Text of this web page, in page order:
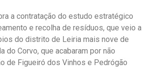
a contratação do estudo estratégico
e recolha de resíduos, que veio a
do distrito de Leiria mais nove de
do Corvo, que acabaram por não
de Figueiró dos Vinhos e Pedrógão